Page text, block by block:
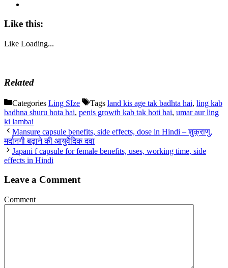
Like this:
Like Loading...
Related
Categories Ling SIze Tags land kis age tak badhta hai, ling kab
badhna shuru hota hai, penis growth kab tak hoti hai, umar aur ling
ki lambai
Mansure capsule benefits, side effects, dose in Hindi – शुक्राणु,
मर्दानगी बढ़ाने की आयुर्वेदिक दवा
Japani f capsule for female benefits, uses, working time, side
effects in Hindi
Leave a Comment
Comment